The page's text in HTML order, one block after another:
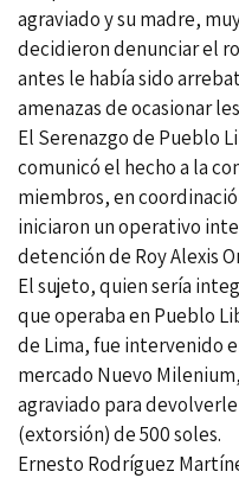
agraviado y su madre,
decidieron denunciar el
antes le había sido
amenazas de ocasionar
El Serenazgo de Pueblo
comunicó el hecho a la
miembros, en
iniciaron un operativo
detención de Roy Alexis
El sujeto, quien sería
que operaba en Pueblo
de Lima, fue intervenido
mercado Nuevo
agraviado para
(extorsión) de 500 soles.
Ernesto Rodríguez